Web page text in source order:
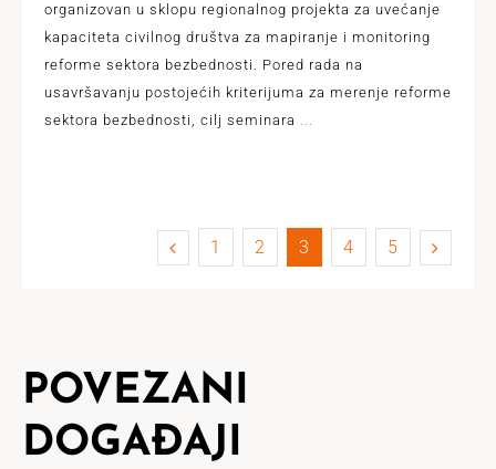
organizovan u sklopu regionalnog projekta za uvećanje
kapaciteta civilnog društva za mapiranje i monitoring
reforme sektora bezbednosti. Pored rada na
usavršavanju postojećih kriterijuma za merenje reforme
sektora bezbednosti, cilj seminara ...
1 2 3 4 5
POVEZANI
DOGAĐAJI